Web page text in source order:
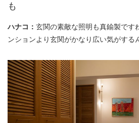
も
ハナコ： 玄関の素敵な照明も真鍮製で
ンションより玄関がかなり広い気がする